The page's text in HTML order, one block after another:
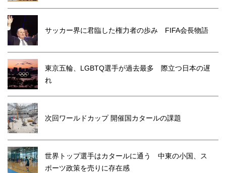
サッカー界に君臨した権力者の歩み FIFA会長物語
東京五輪、LGBTQ選手が過去最多 際立つ日本の遅
れ
次回ワールドカップ 開催国カタールの課題
世界トップ選手はカタールに通う 中東の小国、ス
ポーツ政策を売りに存在感